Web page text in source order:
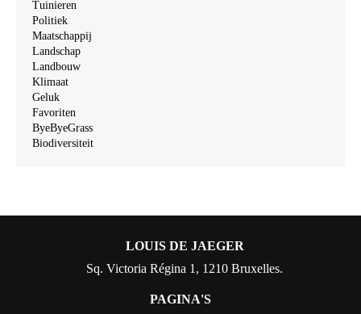
Tuinieren
Politiek
Maatschappij
Landschap
Landbouw
Klimaat
Geluk
Favoriten
ByeByeGrass
Biodiversiteit
LOUIS DE JAEGER
Sq. Victoria Régina 1, 1210 Bruxelles.
PAGINA'S